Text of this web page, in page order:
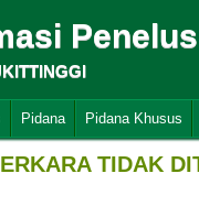
Pidana Pidana Khusus
TIDAK